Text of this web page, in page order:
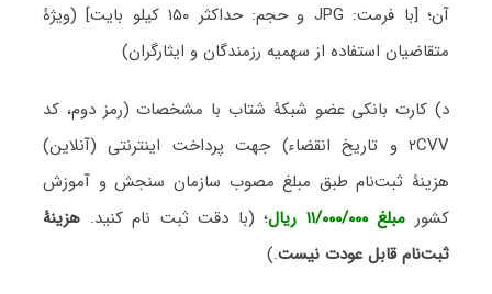
آن؛ [با فرمت: JPG
و حجم: حداکثر ۱۵۰ کیلو بایت] (ویژۀ
متقاضیان استفاده از سهمیه رزمندگان و ایثارگران)
د) کارت بانکی عضو شبکۀ شتاب با مشخصات (رمز دوم، کد
۲CVV و تاریخ انقضاء) جهت پرداخت اینترنتی (آنلاین)
هزینۀ ثبت‌نام طبق مبلغ مصوب سازمان سنجش و آموزش
کشور مبلغ ۱۱/۰۰۰/۰۰۰ ریال ؛ (با دقت ثبت نام کنید.هزینۀ
ثبت‌نام قابل عودت نیست.)